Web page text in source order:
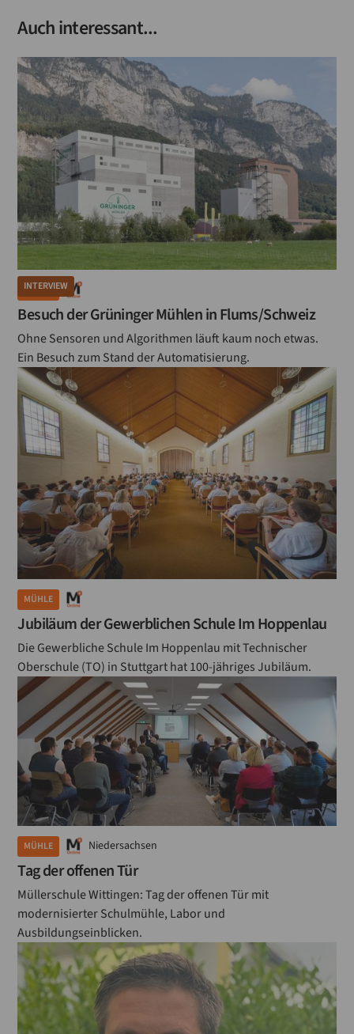
Auch interessant...
INTERVIEW
MÜHLE
Besuch der Grüninger Mühlen in Flums/Schweiz
Ohne Sensoren und Algorithmen läuft kaum noch etwas.
Ein Besuch zum Stand der Automatisierung.
MÜHLE
Jubiläum der Gewerblichen Schule Im Hoppenlau
Die Gewerbliche Schule Im Hoppenlau mit Technischer
Oberschule (TO) in Stuttgart hat 100-jähriges Jubiläum.
MÜHLE Niedersachsen
Tag der offenen Tür
Müllerschule Wittingen: Tag der offenen Tür mit
modernisierter Schulmühle, Labor und
Ausbildungseinblicken.